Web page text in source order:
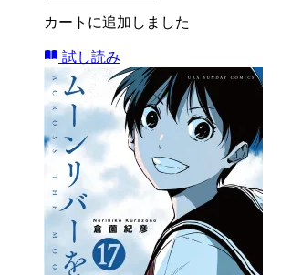
カートに追加しました
試し読み